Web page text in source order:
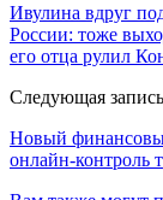
Ивулина вдруг
России: тоже
его отца рулил
Следующая запись
Новый
онлайн-контроль